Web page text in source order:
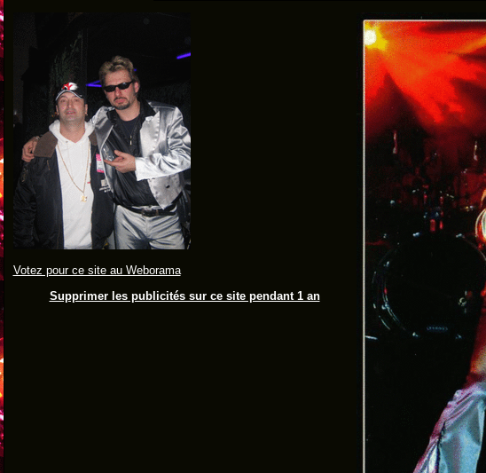
Votez pour ce site au Weborama
Supprimer les publicités sur ce site pendant 1 an